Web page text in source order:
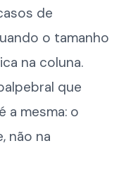
de
o tamanho
na coluna.
que
a mesma: o
não na